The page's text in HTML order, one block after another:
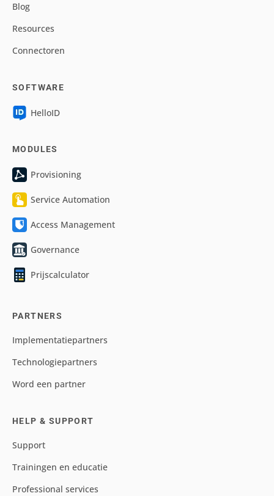
Blog
Resources
Connectoren
SOFTWARE
HelloID
MODULES
Provisioning
Service Automation
Access Management
Governance
Prijscalculator
PARTNERS
Implementatiepartners
Technologiepartners
Word een partner
HELP & SUPPORT
Support
Trainingen en educatie
Professional services